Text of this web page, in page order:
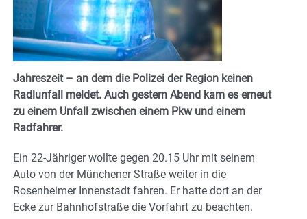
Jahreszeit – an dem die Polizei der Region keinen
Radlunfall meldet. Auch gestern Abend kam es erneut
zu einem Unfall zwischen einem Pkw und einem
Radfahrer.
Ein 22-Jähriger wollte gegen 20.15 Uhr mit seinem
Auto von der Münchener Straße weiter in die
Rosenheimer Innenstadt fahren. Er hatte dort an der
Ecke zur Bahnhofstraße die Vorfahrt zu beachten.